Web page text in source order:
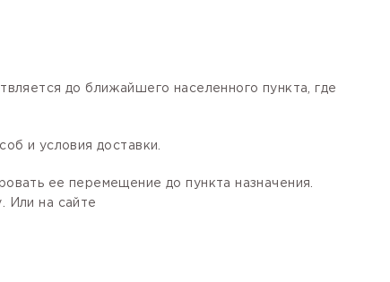
до ближайшего населенного пункта, где
и условия доставки.
ее перемещение до пункта назначения.
Или на сайте